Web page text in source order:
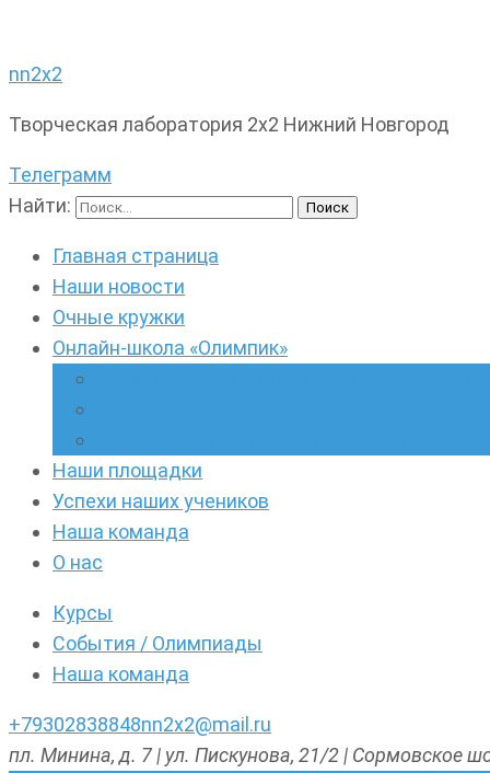
nn2x2
Творческая лаборатория 2х2 Нижний Новгород
Телеграмм
Найти:
Главная страница
Наши новости
Очные кружки
Онлайн-школа «Олимпик»
Наши площадки
Успехи наших учеников
Наша команда
О нас
Курсы
События / Олимпиады
Наша команда
+79302838848nn2x2@mail.ru
пл. Минина, д. 7 | ул. Пискунова, 21/2 | Сормовское